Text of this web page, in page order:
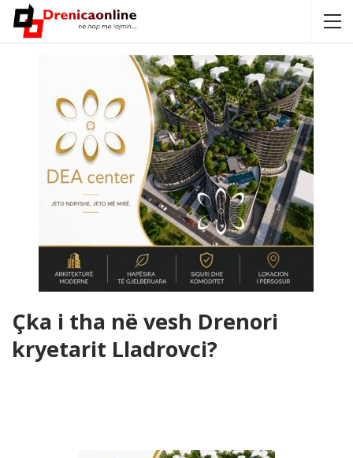
Çka i tha në vesh Drenori
kryetarit Lladrovci?